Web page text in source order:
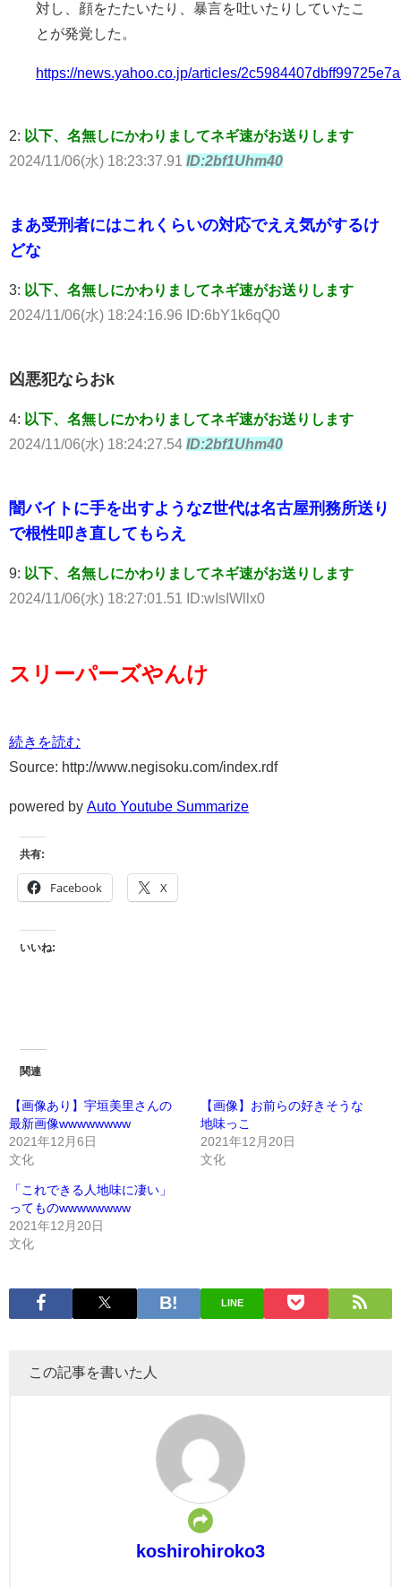
対し、顔をたたいたり、暴言を吐いたりしていたこ
とが発覚した。
https://news.yahoo.co.jp/articles/
2: 以下、名無しにかわりましてネギ速がお送りします
2024/11/06(水) 18:23:37.91 ID:2bf1Uhm40
まあ受刑者にはこれくらいの対応でええ気がするけ
どな
3: 以下、名無しにかわりましてネギ速がお送りします
2024/11/06(水) 18:24:16.96 ID:6bY1k6qQ0
凶悪犯ならおk
4: 以下、名無しにかわりましてネギ速がお送りします
2024/11/06(水) 18:24:27.54 ID:2bf1Uhm40
闇バイトに手を出すようなZ世代は名古屋刑務所送り
で根性叩き直してもらえ
9: 以下、名無しにかわりましてネギ速がお送りします
2024/11/06(水) 18:27:01.51 ID:wIsIWllx0
スリーパーズやんけ
続きを読む
Source: http://www.negisoku.com/index.rdf
powered by Auto Youtube Summarize
共有:
Facebook X
いいね:
関連
【画像あり】宇垣美里さんの
最新画像wwwwwwww
2021年12月6日
文化
【画像】お前らの好きそうな
地味っこ
2021年12月20日
文化
「これできる人地味に凄い」
ってものwwwwwwww
2021年12月20日
文化
LINE
この記事を書いた人
koshirohiroko3